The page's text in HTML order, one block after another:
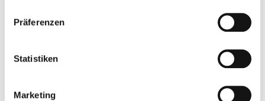
Präferenzen
Statistiken
Marketing
Geschlossen - öffnet morgen um 08:00 Uhr